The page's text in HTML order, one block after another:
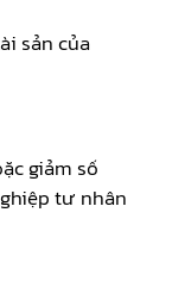
sản của
giảm số
tư nhân